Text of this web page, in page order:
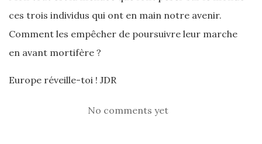
ces trois individus qui ont en main notre avenir.
Comment les empêcher de poursuivre leur marche
en avant mortifère ?
Europe réveille-toi ! JDR
No comments yet